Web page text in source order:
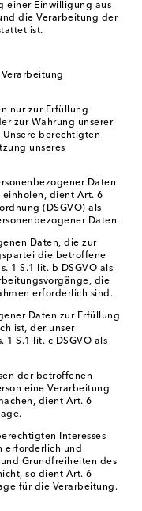
einer Einwilligung aus
die Verarbeitung der
ist.
nur zur Erfüllung
zur Wahrung unserer
berechtigten
unseres
Daten
dient Art. 6
(DSGVO) als
Daten.
Daten, die zur
die betroffene
1 S.1 lit. b DSGVO als
die
erforderlich sind.
Daten zur Erfüllung
ist, der unser
S.1 lit. c DSGVO als
der betroffenen
eine Verarbeitung
dient Art. 6
Interesses
erforderlich und
Grundfreiheiten des
so dient Art. 6
für die Verarbeitung.